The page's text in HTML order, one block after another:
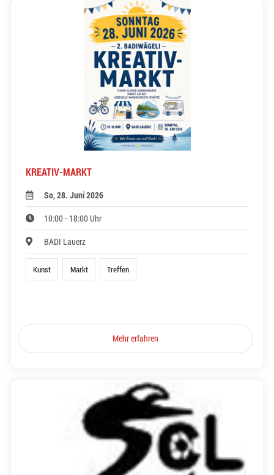
KREATIV-MARKT
So, 28. Juni 2026
10:00 - 18:00 Uhr
BADI Lauerz
Kunst Markt Treffen
Mehr erfahren